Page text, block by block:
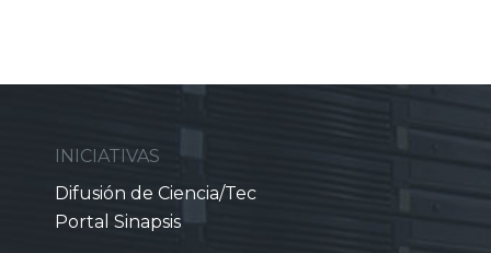
INICIATIVAS
Difusión de Ciencia/Tec
Portal Sinapsis